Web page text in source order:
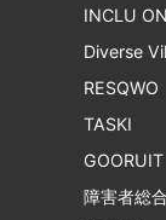
INCLU
Diverse
RESQWO
TASKI
GOORUIT
障害者総